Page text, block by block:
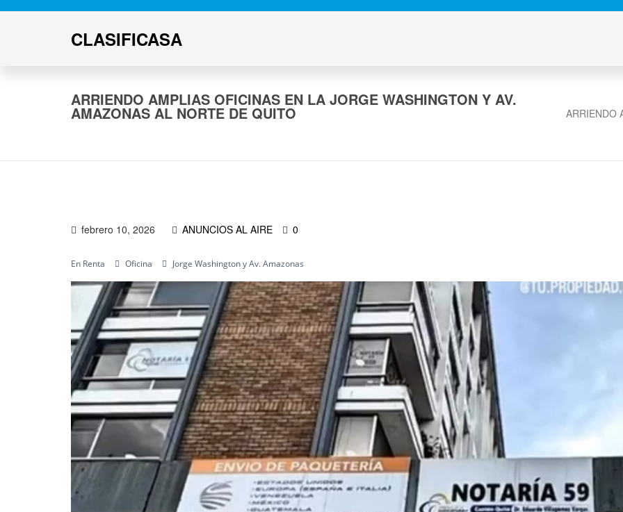
CLASIFICASA
ARRIENDO AMPLIAS OFICINAS EN LA JORGE WASHINGTON Y AV.
AMAZONAS AL NORTE DE QUITO ARRIENDO
febrero 10, 2026 ANUNCIOS AL AIRE 0
En Renta Oficina Jorge Washington y Av. Amazonas